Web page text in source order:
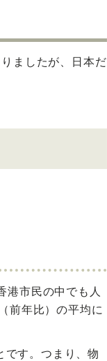
ましたが、日本だ
港市民の中でも人
前年比）の平均に
です。つまり、物